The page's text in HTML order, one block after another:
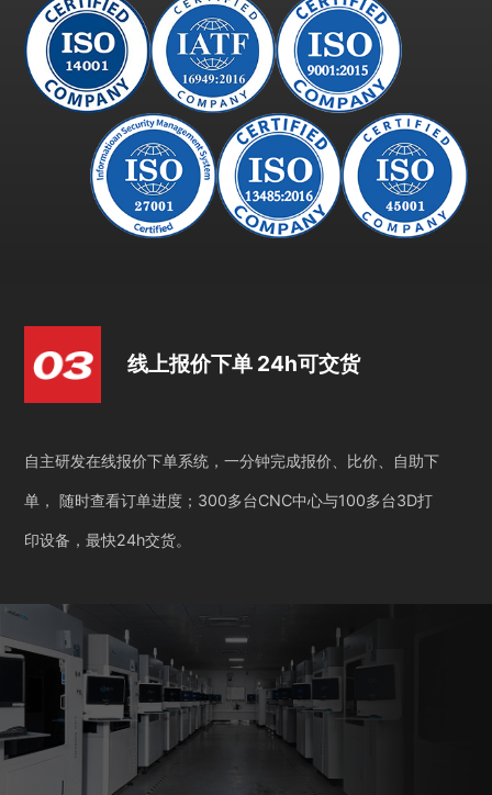
线上报价下单 24h可交货
自主研发在线报价下单系统，一分钟完成报价、比价、自助下
单， 随时查看订单进度；300多台CNC中心与100多台3D打
印设备，最快24h交货。